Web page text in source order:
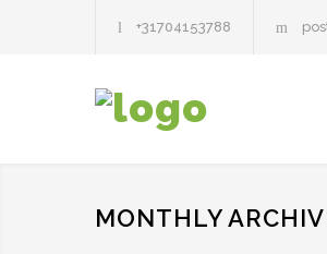
+31704153788
MONTHLY